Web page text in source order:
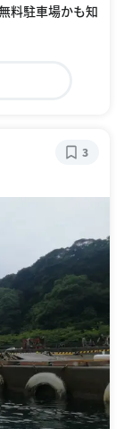
料駐車場かも知
3